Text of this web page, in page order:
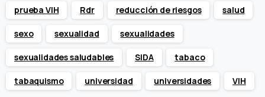
prueba VIH Rdr reducción de riesgos salud
sexo sexualidad sexualidades
sexualidades saludables SIDA tabaco
tabaquismo universidad universidades VIH